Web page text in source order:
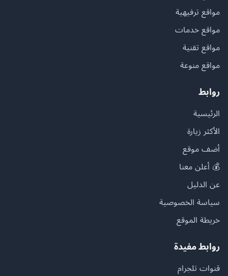
مواقع ترفيهية
مواقع خدمات
مواقع تقنية
مواقع منوعة
روابط
الرئيسية
الأكثر زيارة
أضف موقع
💰 أعلن معنا
عن الدليل
سياسة الخصوصية
خريطة الموقع
روابط مفيدة
قنوات تلجرام